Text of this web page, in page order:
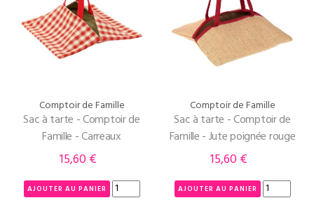
Comptoir de Famille
Sac à tarte - Comptoir de
Famille - Carreaux
Prix
15,60 €
AJOUTER AU PANIER
Comptoir de Famille
Sac à tarte - Comptoir de
Famille - Jute poignée rouge
Prix
15,60 €
AJOUTER AU PANIER